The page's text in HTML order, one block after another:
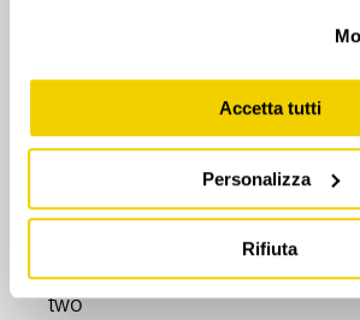
Accetta tutti
Personalizza
Rifiuta
Scarica la scheda tecnica di
two